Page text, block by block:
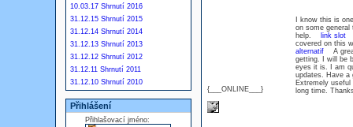
10.03.17 Shrnutí 2016
31.12.15 Shrnutí 2015
31.12.14 Shrnutí 2014
31.12.13 Shrnutí 2013
31.12.12 Shrnutí 2012
31.12.11 Shrnutí 2011
31.12.10 Shrnutí 2010
Přihlášení
Přihlašovací jméno:
{___ONLINE___}
I know this is
on some
help.
link slot
covered on this
alternatifA great
getting. I will be
eyes it is. I am
updates. Have
Extremely
long time.